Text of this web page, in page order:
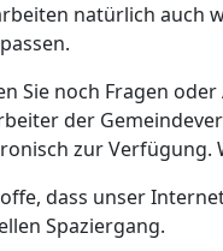
natürlich auch
Sie noch Fragen
der
zur Verfügung.
dass unser
Spaziergang.